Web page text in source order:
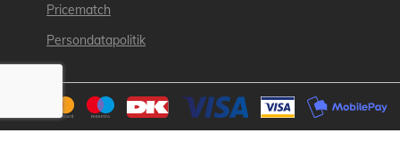
Pricematch
Persondatapolitik